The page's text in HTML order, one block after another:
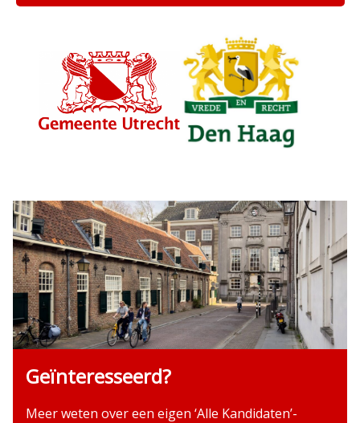
Geïnteresseerd?
Meer weten over een eigen ‘Alle Kandidaten’-